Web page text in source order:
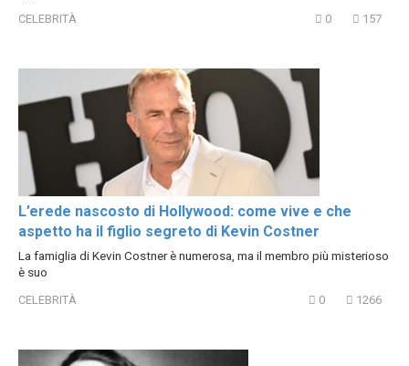
CELEBRITÀ 0 157
L’erede nascosto di Hollywood: come vive e che
aspetto ha il figlio segreto di Kevin Costner
La famiglia di Kevin Costner è numerosa, ma il membro più misterioso
è suo
CELEBRITÀ 0 1266